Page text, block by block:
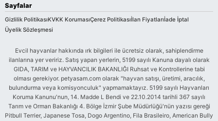
Sayfalar
Gizlilik PolitikasıKVKK KorumasıÇerez Politikasıİlan Fiyatlarıİade İptal
Üyelik Sözleşmesi
Evcil hayvanlar hakkında ırk bilgileri ile ücretsiz olarak, sahiplendirme
ilanlarına yer veririz. Satış yapan yerlerin, 5199 sayılı Kanuna dayalı olarak
GIDA, TARIM ve HAYVANCILIK BAKANLIĞI Ruhsat ve Kontrollerine tabi
olması gerekiyor. petyasam.com olarak "hayvan satışı, üretimi, aracılık,
bulundurma veya komisyonculuk" yapmamaktayız. 5199 sayılı Hayvanları
Koruma Kanunu'nun, 14. Madde L Bendi ve 22.10.2014 tarihli 367 sayılı
Tarım ve Orman Bakanlığı 4. Bölge İzmir Şube Müdürlüğü'nün yazısı gereği
Pitbull Terrier, Japanese Tosa, Dogo Argentino, Fila Brasileiro, American Bully